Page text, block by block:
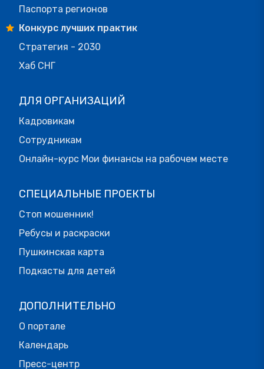
Паспорта регионов
Конкурс лучших практик
Стратегия - 2030
Хаб СНГ
ДЛЯ ОРГАНИЗАЦИЙ
Кадровикам
Сотрудникам
Онлайн-курс Мои финансы на рабочем месте
СПЕЦИАЛЬНЫЕ ПРОЕКТЫ
Стоп мошенник!
Ребусы и раскраски
Пушкинская карта
Подкасты для детей
ДОПОЛНИТЕЛЬНО
О портале
Календарь
Пресс-центр